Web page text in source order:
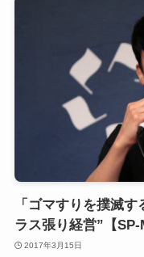
「ゴマすりを撲滅
ラス張り経営”【SP-
2017年3月15日